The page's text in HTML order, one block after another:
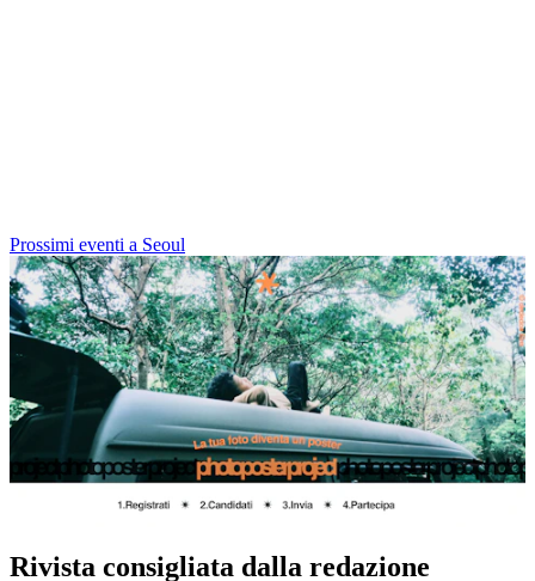
Prossimi eventi a Seoul
Rivista consigliata dalla redazione